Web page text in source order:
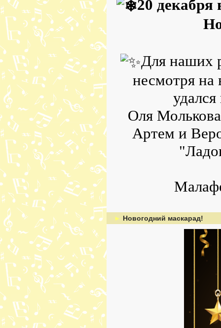
20 декабря
Для наших
несмотря на
Оля
Артем и
► Новогодний маскарад!